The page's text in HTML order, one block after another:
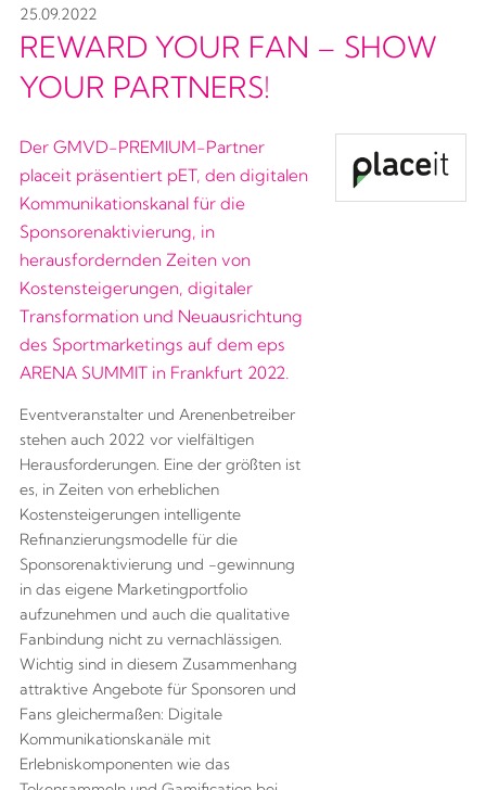
25.09.2022
REWARD YOUR FAN – SHOW
YOUR PARTNERS!
Der GMVD-PREMIUM-Partner
placeit präsentiert pET, den digitalen
Kommunikationskanal für die
Sponsorenaktivierung, in
herausfordernden Zeiten von
Kostensteigerungen, digitaler
Transformation und Neuausrichtung
des Sportmarketings auf dem eps
ARENA SUMMIT in Frankfurt 2022.
Eventveranstalter und Arenenbetreiber
stehen auch 2022 vor vielfältigen
Herausforderungen. Eine der größten ist
es, in Zeiten von erheblichen
Kostensteigerungen intelligente
Refinanzierungsmodelle für die
Sponsorenaktivierung und -gewinnung
in das eigene Marketingportfolio
aufzunehmen und auch die qualitative
Fanbindung nicht zu vernachlässigen.
Wichtig sind in diesem Zusammenhang
attraktive Angebote für Sponsoren und
Fans gleichermaßen: Digitale
Kommunikationskanäle mit
Erlebniskomponenten wie das